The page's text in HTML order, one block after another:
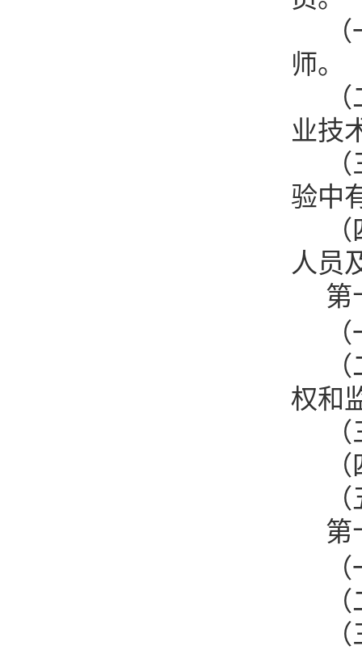
师。
业技
验中
人员
第
权和
第